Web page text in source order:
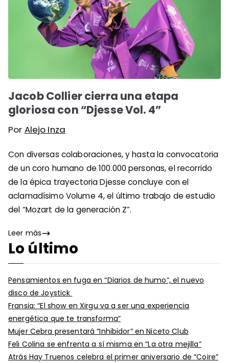
Jacob Collier cierra una etapa
gloriosa con “Djesse Vol. 4”
Por Alejo Inza
Con diversas colaboraciones, y hasta la convocatoria
de un coro humano de 100.000 personas, el recorrido
de la épica trayectoria Djesse concluye con el
aclamadísimo Volume 4, el último trabajo de estudio
del “Mozart de la generación Z”.
Leer más
Lo último
Pensamientos en fuga en “Diarios de humo”, el nuevo
disco de Joystick
Fransia: “El show en Xirgu va a ser una experiencia
energética que te transforma”
Mujer Cebra presentará “Inhibidor” en Niceto Club
Feli Colina se enfrenta a sí misma en “La otra mejilla”
Atrás Hay Truenos celebra el primer aniversario de “Coire”